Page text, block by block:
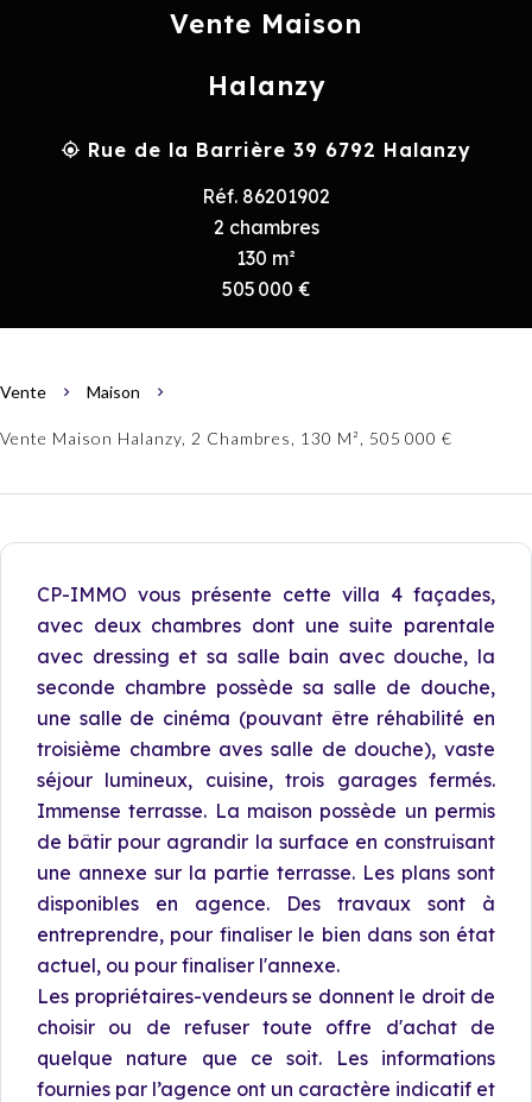
Vente Maison
Halanzy
Rue de la Barrière 39 6792 Halanzy
Réf. 86201902
2 chambres
130 m²
505 000 €
Vente Maison
Vente Maison Halanzy, 2 Chambres, 130 M², 505 000 €
CP-IMMO vous présente cette villa 4 façades,
avec deux chambres dont une suite parentale
avec dressing et sa salle bain avec douche, la
seconde chambre possède sa salle de douche,
une salle de cinéma (pouvant être réhabilité en
troisième chambre aves salle de douche), vaste
séjour lumineux, cuisine, trois garages fermés.
Immense terrasse. La maison possède un permis
de bâtir pour agrandir la surface en construisant
une annexe sur la partie terrasse. Les plans sont
disponibles en agence. Des travaux sont à
entreprendre, pour finaliser le bien dans son état
actuel, ou pour finaliser l'annexe.
Les propriétaires-vendeurs se donnent le droit de
choisir ou de refuser toute offre d'achat de
quelque nature que ce soit. Les informations
fournies par l’agence ont un caractère indicatif et